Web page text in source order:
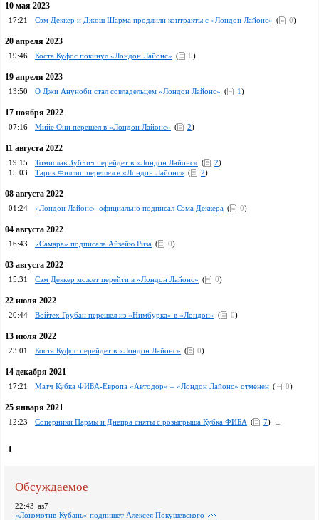
10 мая 2023
17:21 Сэм Деккер и Джош Шарма продлили контракты с «Лондон Лайонс» ( 0)
20 апреля 2023
19:46 Коста Куфос покинул «Лондон Лайонс» ( 0)
19 апреля 2023
13:50 О Джи Ануноби стал совладельцем «Лондон Лайонс» ( 1)
17 ноября 2022
07:16 Мийе Они перешел в «Лондон Лайонс» ( 2)
11 августа 2022
19:15 Томислав Зубчич перейдет в «Лондон Лайонс» ( 2)
15:03
Тарик Филлип перешел в «Лондон Лайонс» ( 2)
08 августа 2022
01:24 «Лондон Лайонс» официально подписал Сэма Деккера ( 0)
04 августа 2022
16:43 «Самара» подписала Айзейю Риза ( 0)
03 августа 2022
15:31 Сэм Деккер может перейти в «Лондон Лайонс» ( 0)
22 июля 2022
20:44 Войтех Грубан перешел из «Нимбурка» в «Лондон» ( 0)
13 июля 2022
23:01 Коста Куфос перейдет в «Лондон Лайонс» ( 0)
14 декабря 2021
17:21 Матч Кубка ФИБА-Европа «Автодор» – «Лондон Лайонс» отменен ( 0)
25 января 2021
12:23 Соперники Пармы и Днепра сняты с розыгрыша Кубка ФИБА ( 7)
1
Обсуждаемое
22:43 as7
«Локомотив-Кубань» подпишет Алексея Покушевского